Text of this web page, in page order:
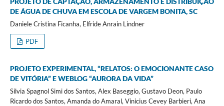
DE ÁGUA DE CHUVA EM ESCOLA DE VARGEM BONITA, SC
Daniele Cristina Ficanha, Elfride Anrain Lindner
PDF
PROJETO EXPERIMENTAL, “RELATOS: O EMOCIONANTE CASO
DE VITÓRIA” E WEBLOG “AURORA DA VIDA”
Silvia Spagnol Simi dos Santos, Alex Baseggio, Gustavo Deon, Paulo
Ricardo dos Santos, Amanda do Amaral, Vinicius Cevey Barbieri, Ana